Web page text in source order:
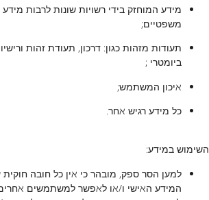
מידע המוחזק בידי רשויות שונות לרבות מידע
משפטיים;
תעודות מזהות כגון: דרכון, תעודת זהות
ביומטרי ;
איכון המשתמש;
כל מידע רגיש אחר.
השימוש במידע:
למען הסר ספק, מובהר כי אין כל חובה
המידע האישי ו/או לאפשר למשתמשים